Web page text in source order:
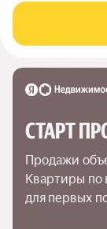
СТАРТ
Продажи
Квартиры по
для первых